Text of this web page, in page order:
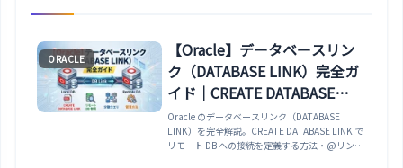
ORACLE
【Oracle】データベースリン
ク（DATABASE LINK）完全ガ
イド｜CREATE DATABASE
LINK・リモート DB 参照・分
散クエリ・管理方法まで解説
Oracle のデータベースリンク（DATABASE
LINK）を完全解説。CREATE DATABASE LINK で
リモート DB への接続を定義する方法・@リンク